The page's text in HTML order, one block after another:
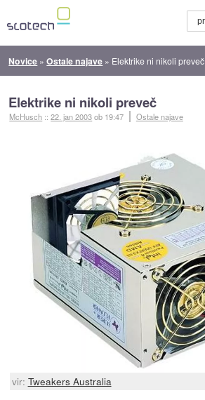
Novice »Ostale najave » Elektrike ni nikoli preveč
Elektrike ni nikoli preveč
McHusch ::22. jan 2003ob 19:47 Ostale najave
vir: Tweakers Australia